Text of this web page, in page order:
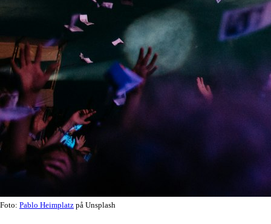
Foto: Pablo Heimplatz på Unsplash